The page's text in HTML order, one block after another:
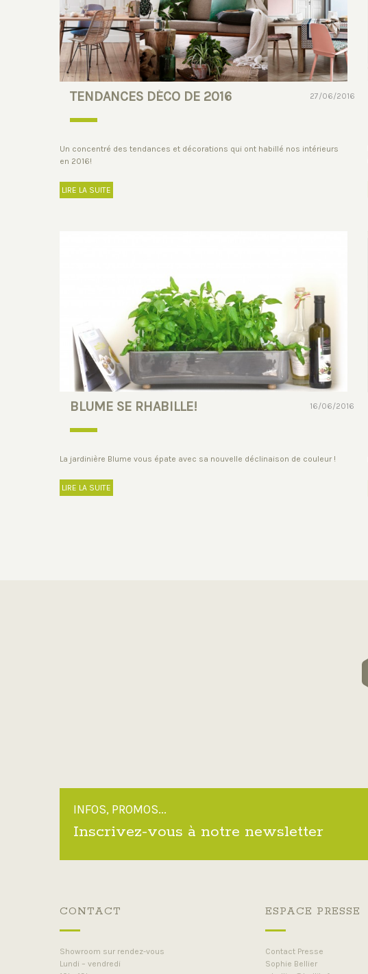
TENDANCES DÉCO DE 2016 27/06/2016
Un concentré des tendances et décorations qui ont habillé nos intérieurs
en 2016!
LIRE LA SUITE
BLUME SE RHABILLE! 16/06/2016
La jardinière Blume vous épate avec sa nouvelle déclinaison de couleur !
LIRE LA SUITE
INFOS, PROMOS...
Inscrivez-vous à notre newsletter
CONTACT
Showroom sur rendez-vous
Lundi – vendredi
ESPACE PRESSE
Contact Presse
Sophie Bellier